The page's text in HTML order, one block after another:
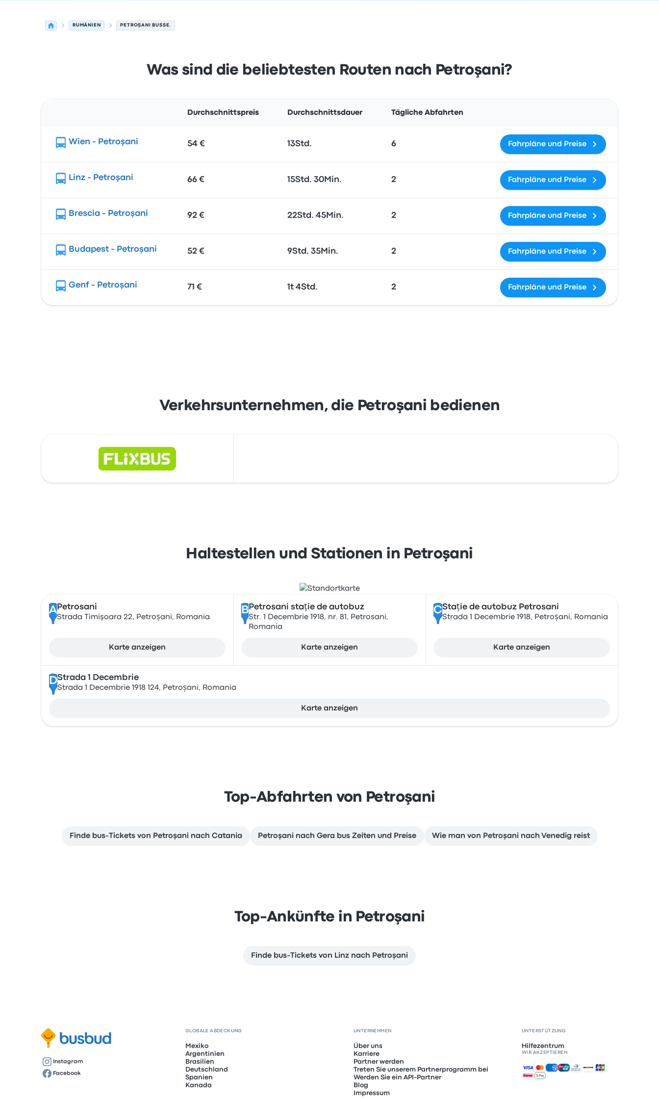
RUMÄNIEN PETROŞANI BUSSE.
Was sind die beliebtesten Routen nach Petroşani?
Durchschnittspreis Durchschnittsdauer Tägliche Abfahrten
Wien - Petroşani 54 € 13Std. 6 Fahrpläne und Preise
Linz - Petroşani 66 € 15Std. 30Min. 2 Fahrpläne und Preise
Brescia - Petroşani 92 € 22Std. 45Min. 2 Fahrpläne und Preise
Budapest - Petroşani 52 € 9Std. 35Min. 2 Fahrpläne und Preise
Genf - Petroşani 71 € 1t 4Std. 2 Fahrpläne und Preise
Verkehrsunternehmen, die Petroşani bedienen
Haltestellen und Stationen in Petroşani
A Petrosani
Strada Timişoara 22, Petroșani, Romania
Karte anzeigen
B Petrosani stație de autobuz
Str. 1 Decembrie 1918, nr. 81, Petrosani,
Romania
Karte anzeigen
CStație de autobuz Petrosani
Strada 1 Decembrie 1918, Petroșani, Romania
Karte anzeigen
DStrada 1 Decembrie
Strada 1 Decembrie 1918 124, Petroșani, Romania
Karte anzeigen
Top-Abfahrten von Petroşani
Finde bus-Tickets von Petroşani nach Catania Petroşani nach Gera bus Zeiten und Preise Wie man von Petroşani nach Venedig reist
Top-Ankünfte in Petroşani
Finde bus-Tickets von Linz nach Petroşani
Instagram
Facebook
GLOBALE ABDECKUNG
Mexiko
Argentinien
Brasilien
Deutschland
Spanien
Kanada
UNTERNEHMEN
Über uns
Karriere
Partner werden
Treten Sie unserem Partnerprogramm bei
Werden Sie ein API-Partner
Blog
Impressum
UNTERSTÜTZUNG
Hilfezentrum
WIR AKZEPTIEREN
Akzeptierte Zahlungsmethoden